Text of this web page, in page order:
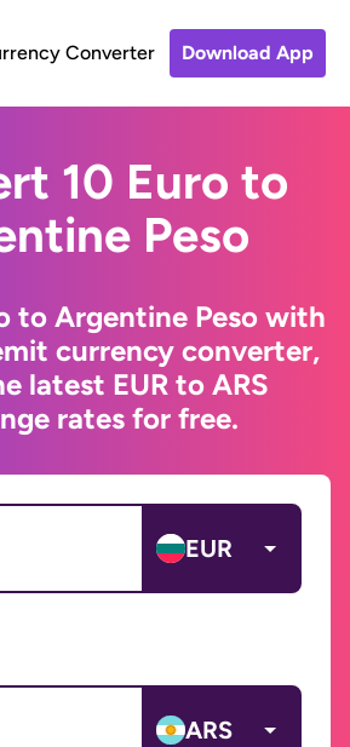
Converter Download App
10 Euro to
Peso
to Argentine Peso with
currency converter,
latest EUR to ARS
rates for free.
EUR
ARS